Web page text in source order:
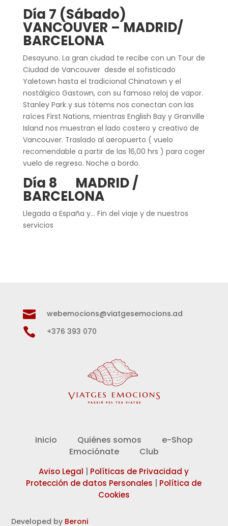
Día 7 (Sábado)
VANCOUVER – MADRID/
BARCELONA
Desayuno. La gran ciudad te recibe con un Tour de
Ciudad de Vancouver desde el sofisticado
Yaletown hasta el tradicional Chinatown y el
nostálgico Gastown, con su famoso reloj de vapor.
Stanley Park y sus tótems nos conectan con las
raíces First Nations, mientras English Bay y Granville
Island nos muestran el lado costero y creativo de
Vancouver. Traslado al aeropuerto ( vuelo
recomendable a partir de las 16,00 hrs ) para coger
vuelo de regreso. Noche a bordo.
Día 8 MADRID /
BARCELONA
Llegada a España y… Fin del viaje y de nuestros
servicios
 webemocions@viatgesemocions.ad
 +376 393 070
Inicio Quiénes somos
e-Shop
Emociónate
Club
Aviso Legal
Políticas de Privacidad y
Protección de datos Personales
Política de
Cookies
Developed by Beroni